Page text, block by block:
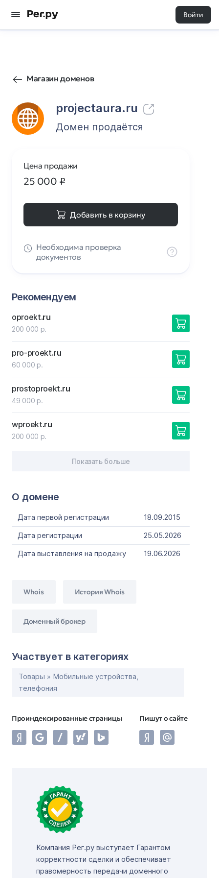
Войти
Магазин доменов
projectaura.ru
0 0
Домен продаётся
О домене
Дата первой регистрации
18.09.2015
Дата регистрации
25.05.2026
Дата выставления на продажу
19.06.2026
Whois История Whois
Доменный брокер
Участвует в категориях
Товары » Мобильные устройства,
телефония
Проиндексированные страницы Пишут о сайте
Цена продажи
25 000 ₽
Добавить в корзину
Необходима проверка
документов
Рекомендуем
oproekt.ru
200 000 р.
pro-proekt.ru
60 000 р.
prostoproekt.ru
49 000 р.
wproekt.ru
200 000 р.
Показать больше
Компания Рег.ру выступает Гарантом
корректности сделки и обеспечивает
правомерность передачи доменного